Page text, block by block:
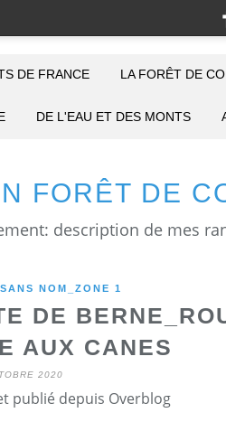
FORÊT DE
DE FRANCE LA FORÊT DE
DE L'EAU ET DES MONTS
NOM_ZONE 1
DE
AUX CANES
2020
publié depuis Overblog